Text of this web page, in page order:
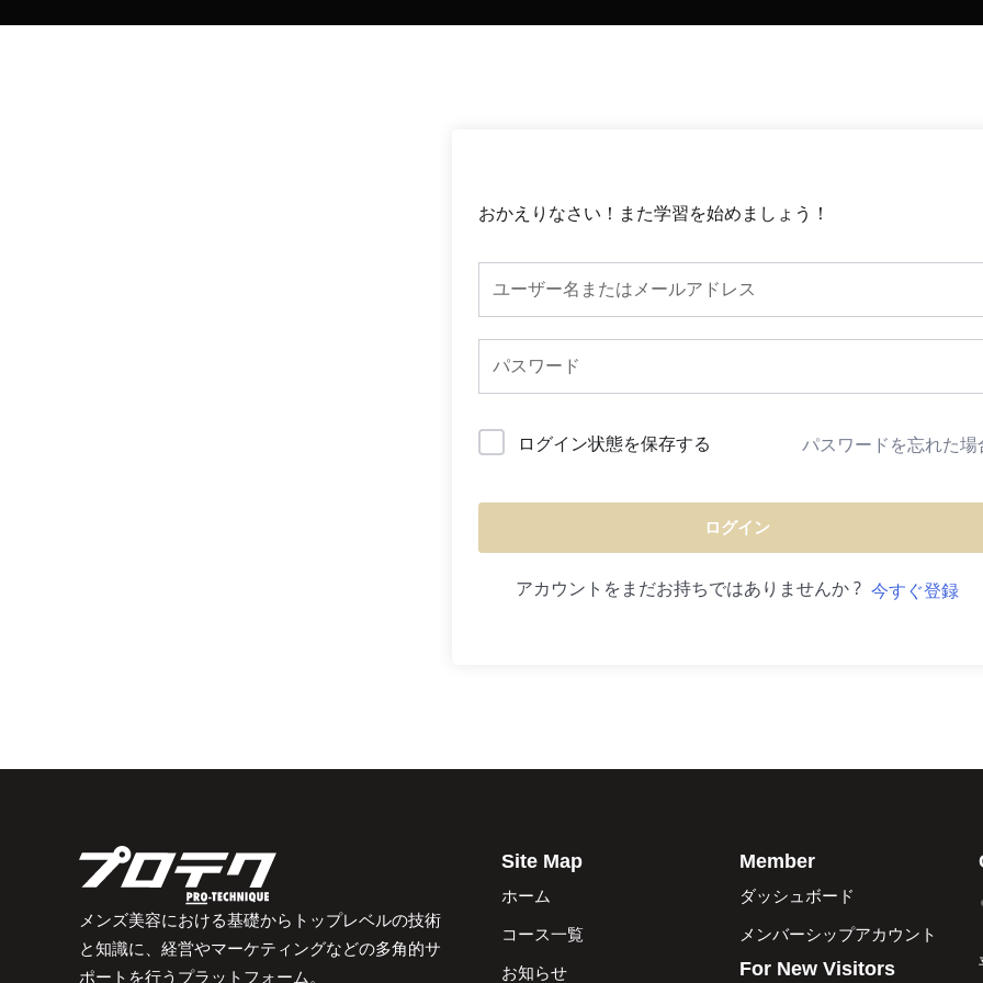
おかえりなさい！また学習を始めましょう！
ログイン状態を保存する パスワードを忘れた場
ログイン
アカウントをまだお持ちではありませんか ? 今すぐ登録
メンズ美容における基礎からトップレベルの技術
と知識に、経営やマーケティングなどの多角的サ
ポートを行うプラットフォーム。
Site Map
ホーム
コース一覧
お知らせ
Member
ダッシュボード
メンバーシップアカウント
For New Visitors